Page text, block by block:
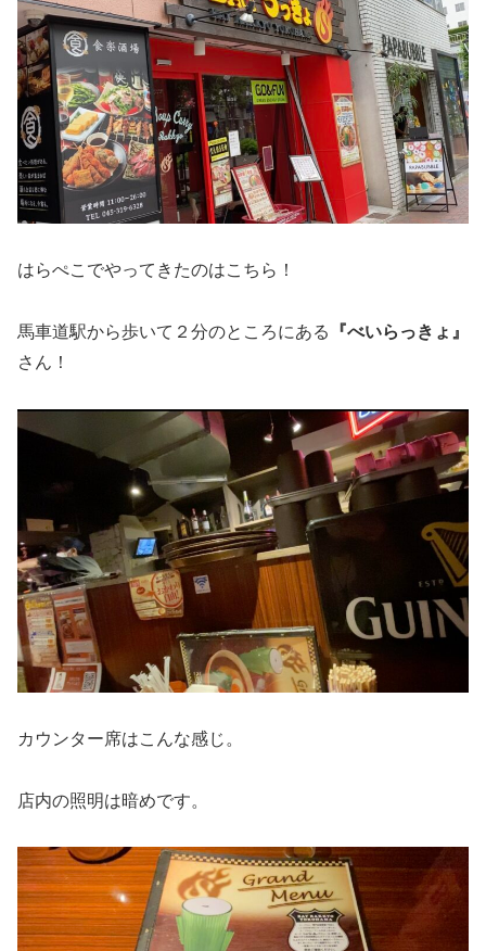
はらぺこでやってきたのはこちら！
馬車道駅から歩いて２分のところにある
『べいらっきょ』
さん！
カウンター席はこんな感じ。
店内の照明は暗めです。